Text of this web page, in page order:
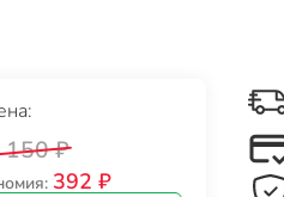
150 ₽
392 ₽